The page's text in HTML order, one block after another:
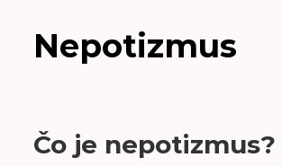
N
Nepotizmus
Čo je nepotizmus?